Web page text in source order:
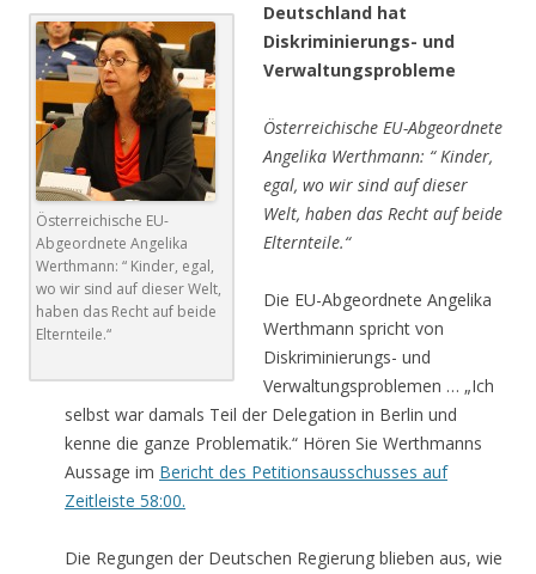
Österreichische EU-
Abgeordnete Angelika
Werthmann: “ Kinder, egal,
wo wir sind auf dieser Welt,
haben das Recht auf beide
Elternteile.“
Deutschland hat
Diskriminierungs- und
Verwaltungsprobleme
Österreichische EU-Abgeordnete
Angelika Werthmann: “ Kinder,
egal, wo wir sind auf dieser
Welt, haben das Recht auf beide
Elternteile.“
Die EU-Abgeordnete Angelika
Werthmann spricht von
Diskriminierungs- und
Verwaltungsproblemen … „Ich
selbst war damals Teil der Delegation in Berlin und
kenne die ganze Problematik.“ Hören Sie Werthmanns
Aussage im Bericht des Petitionsausschusses auf
Zeitleiste 58:00.
Die Regungen der Deutschen Regierung blieben aus, wie